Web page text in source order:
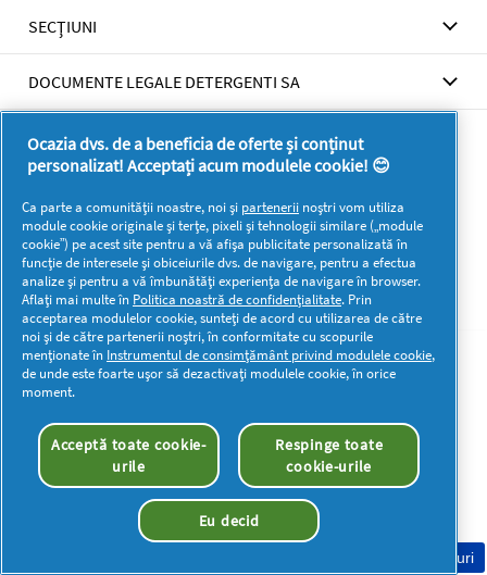
SECŢIUNI
DOCUMENTE LEGALE DETERGENTI SA
Mai multă inspirație
Drepturi de autor © 2026 P&G. Toate drepturile rezervate
Consimțământ Cookie-uri
Ocazia dvs. de a beneficia de oferte și conținut
personalizat! Acceptați acum modulele cookie! 😊
Ca parte a comunității noastre, noi și partenerii noștri vom utiliza
module cookie originale și terțe, pixeli și tehnologii similare („module
cookie”) pe acest site pentru a vă afișa publicitate personalizată în
funcție de interesele și obiceiurile dvs. de navigare, pentru a efectua
analize și pentru a vă îmbunătăți experiența de navigare în browser.
Aflați mai multe în Politica noastră de confidențialitate. Prin
acceptarea modulelor cookie, sunteți de acord cu utilizarea de către
noi și de către partenerii noștri, în conformitate cu scopurile
menționate în Instrumentul de consimțământ privind modulele cookie,
de unde este foarte ușor să dezactivați modulele cookie, în orice
moment.
Acceptă toate cookie-
urile
Respinge toate
cookie-urile
Eu decid